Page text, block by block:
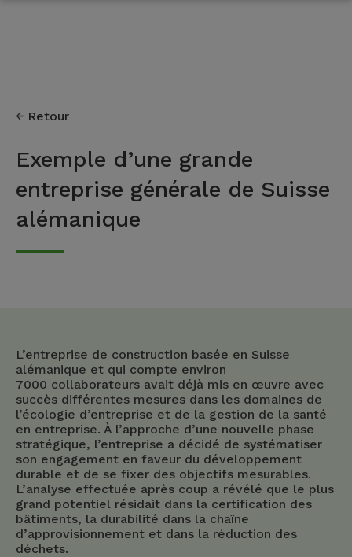
Retour
Exemple d’une grande
entreprise générale de Suisse
alémanique
L’entreprise de construction basée en Suisse
alémanique et qui compte environ
7000 collaborateurs avait déjà mis en œuvre avec
succès différentes mesures dans les domaines de
l’écologie d’entreprise et de la gestion de la santé
en entreprise. À l’approche d’une nouvelle phase
stratégique, l’entreprise a décidé de systématiser
son engagement en faveur du développement
durable et de se fixer des objectifs mesurables.
L’analyse effectuée après coup a révélé que le plus
grand potentiel résidait dans la certification des
bâtiments, la durabilité dans la chaîne
d’approvisionnement et dans la réduction des
déchets.